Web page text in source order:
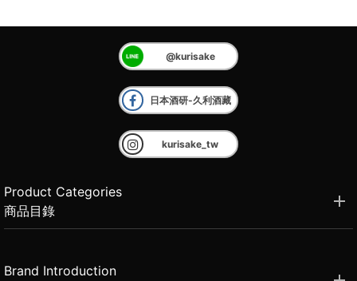
@kurisake
日本酒研-久利酒藏
kurisake_tw
Product Categories
商品目錄
Brand Introduction